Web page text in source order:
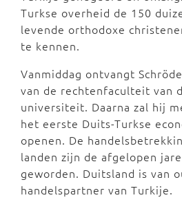
Turkse overheid de 150
levende orthodoxe
te kennen.
Vanmiddag ontvangt
van de rechtenfaculteit van
universiteit. Daarna zal hij
het eerste Duits-Turkse
openen. De
landen zijn de afgelopen
geworden. Duitsland is van
handelspartner van Turkije.